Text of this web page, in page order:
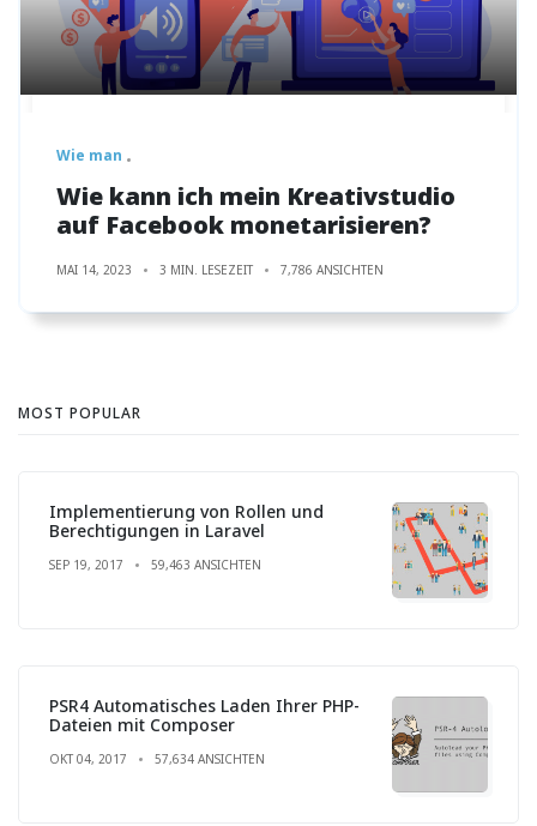
Wie man
Wie kann ich mein Kreativstudio
auf Facebook monetarisieren?
MAI 14, 2023 3 MIN. LESEZEIT 7,786 ANSICHTEN
MOST POPULAR
Implementierung von Rollen und
Berechtigungen in Laravel
SEP 19, 2017 59,463 ANSICHTEN
PSR4 Automatisches Laden Ihrer PHP-
Dateien mit Composer
OKT 04, 2017 57,634 ANSICHTEN